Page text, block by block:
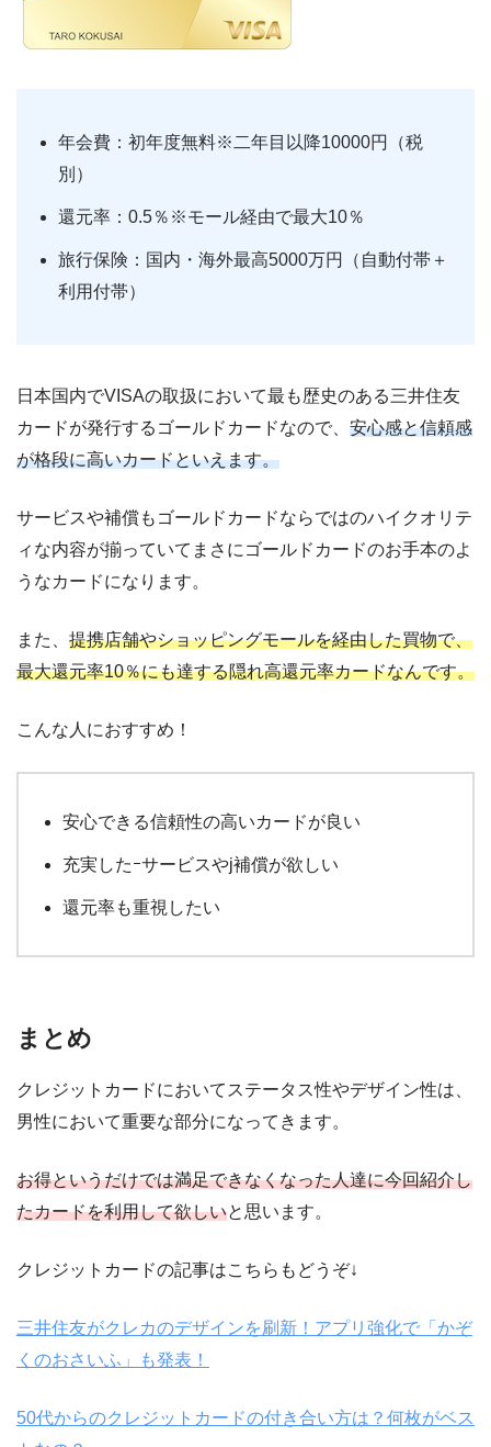
年会費：初年度無料※二年目以降10000円（税
別）
還元率：0.5％※モール経由で最大10％
旅行保険：国内・海外最高5000万円（自動付帯＋
利用付帯）
日本国内でVISAの取扱において最も歴史のある三井住友
カードが発行するゴールドカードなので、 安心感と信頼感
が格段に高いカードといえます。
サービスや補償もゴールドカードならではのハイクオリテ
ィな内容が揃っていてまさにゴールドカードのお手本のよ
うなカードになります。
また、 提携店舗やショッピングモールを経由した買物で、
最大還元率10％にも達する隠れ高還元率カードなんです。
こんな人におすすめ！
安心できる信頼性の高いカードが良い
充実したｰサービスやj補償が欲しい
還元率も重視したい
まとめ
クレジットカードにおいてステータス性やデザイン性は、
男性において重要な部分になってきます。
お得というだけでは満足できなくなった人達に今回紹介し
たカードを利用して欲しいと思います。
クレジットカードの記事はこちらもどうぞ↓
三井住友がクレカのデザインを刷新！アプリ強化で「かぞ
くのおさいふ」も発表！
50代からのクレジットカードの付き合い方は？何枚がベス